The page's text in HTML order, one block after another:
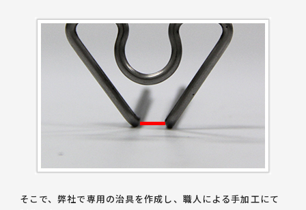
そこで、弊社で専用の治具を作成し、職人による手加工にて